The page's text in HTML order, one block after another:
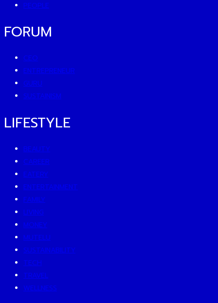
PEOPLE
FORUM
CEO
ENTREPRENEUR
GURU
SUSTAINISM
LIFESTYLE
BEAUTY
CAREER
EATERY
ENTERTAINMENT
FAMILY
LIVING
MONEY
MUTELU
SUSTAINABILITY
TECH
TRAVEL
WELLNESS